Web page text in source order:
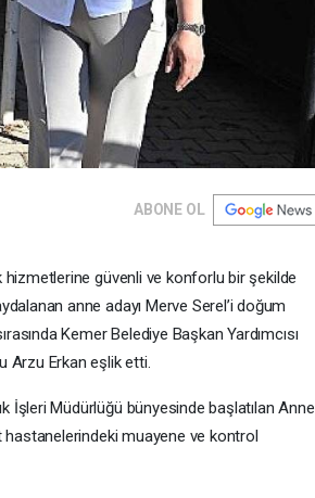
ABONE OL
hizmetlerine güvenli ve konforlu bir şekilde
anne adayı Merve Serel’i doğum
Kemer Belediye Başkan Yardımcısı
Arzu Erkan eşlik etti.
İşleri Müdürlüğü bünyesinde başlatılan Anne
hastanelerindeki muayene ve kontrol